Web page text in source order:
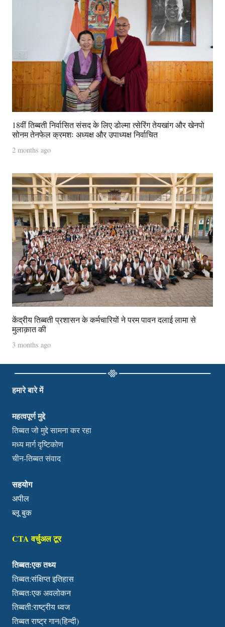
18वीं तिब्बती निर्वासित संसद के लिए डोल्मा त्सेरिंग तेयखांग और खेनपो
सोनम तेनफेल क्रमशः अध्यक्ष और उपाध्यक्ष निर्वाचित
2 months ago
केंद्रीय तिब्बती प्रशासन के कर्मचारियों ने परम पावन दलाई लामा से
मुलाक़ात की
3 months ago
हमारे बारे में
महत्वपूर्ण मुद्दे
तिब्बत जो मुद्दे सामना कर रहा
मध्य मार्ग दृष्टिकोण
चीन-तिब्बत संवाद
सहयोग
अपील
ब्लू बुक
CTA वर्चुअल टूर
तिब्बत:एक तथ्य
तिब्बत:संक्षिप्त इतिहास
तिब्बतःएक अवलोकन
तिब्बती:राष्ट्रीय ध्वज
तिब्बत राष्ट्र गान(हिन्दी)